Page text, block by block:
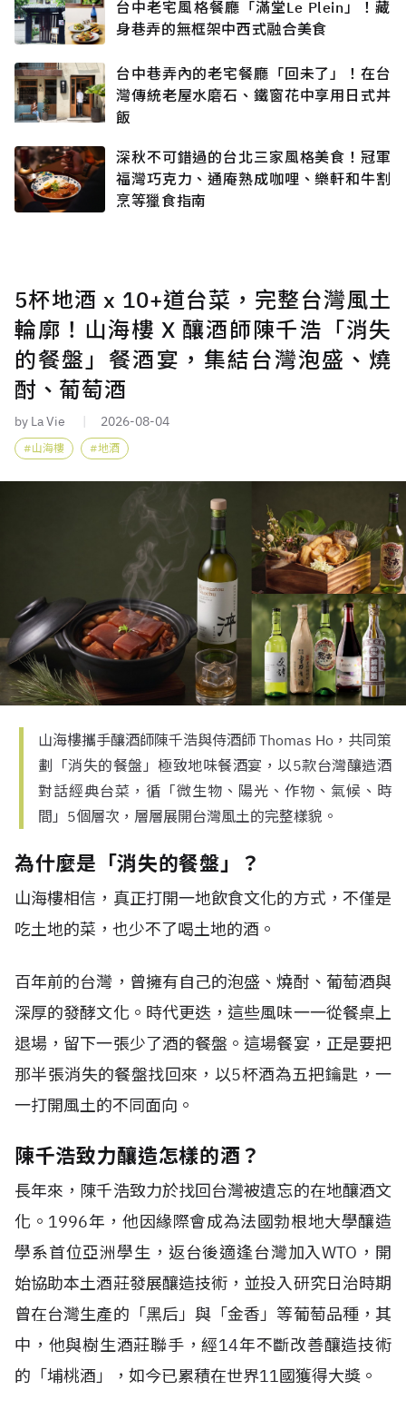
台中老宅風格餐廳「滿堂Le Plein」！藏
身巷弄的無框架中西式融合美食
台中巷弄內的老宅餐廳「回未了」！在台
灣傳統老屋水磨石、鐵窗花中享用日式丼
飯
深秋不可錯過的台北三家風格美食！冠軍
福灣巧克力、通庵熟成咖哩、樂軒和牛割
烹等獵食指南
5杯地酒 x 10+道台菜，完整台灣風土
輪廓！山海樓 X 釀酒師陳千浩「消失
的餐盤」餐酒宴，集結台灣泡盛、燒
酎、葡萄酒
by La Vie 2026-08-04
山海樓 地酒
山海樓攜手釀酒師陳千浩與侍酒師 Thomas Ho，共同策
劃「消失的餐盤」極致地味餐酒宴，以5款台灣釀造酒
對話經典台菜，循「微生物、陽光、作物、氣候、時
間」5個層次，層層展開台灣風土的完整樣貌。
為什麼是「消失的餐盤」？
山海樓相信，真正打開一地飲食文化的方式，不僅是
吃土地的菜，也少不了喝土地的酒。
百年前的台灣，曾擁有自己的泡盛、燒酎、葡萄酒與
深厚的發酵文化。時代更迭，這些風味一一從餐桌上
退場，留下一張少了酒的餐盤。這場餐宴，正是要把
那半張消失的餐盤找回來，以5杯酒為五把鑰匙，一
一打開風土的不同面向。
陳千浩致力釀造怎樣的酒？
長年來，陳千浩致力於找回台灣被遺忘的在地釀酒文
化。1996年，他因緣際會成為法國勃根地大學釀造
學系首位亞洲學生，返台後適逢台灣加入WTO，開
始協助本土酒莊發展釀造技術，並投入研究日治時期
曾在台灣生產的「黑后」與「金香」等葡萄品種，其
中，他與樹生酒莊聯手，經14年不斷改善釀造技術
的「埔桃酒」，如今已累積在世界11國獲得大獎。